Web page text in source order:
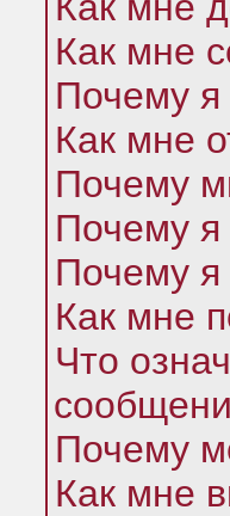
Как мне
Почему я
Как мне
Почему
Почему я
Почему я
Как мне
Что
Почему
Как мне